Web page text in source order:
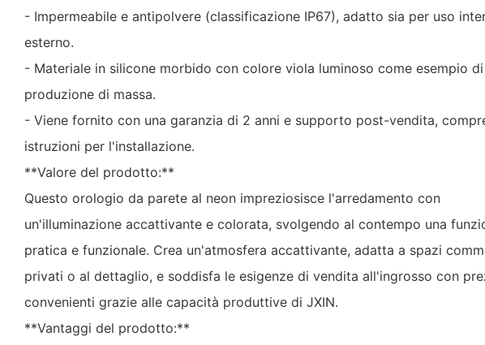
- Impermeabile e antipolvere (classificazione IP67), adatto sia per uso
esterno.
- Materiale in silicone morbido con colore viola luminoso come esempio di
produzione di massa.
- Viene fornito con una garanzia di 2 anni e supporto post-vendita,
istruzioni per l'installazione.
**Valore del prodotto:**
Questo orologio da parete al neon impreziosisce l'arredamento con
un'illuminazione accattivante e colorata, svolgendo al contempo una
pratica e funzionale. Crea un'atmosfera accattivante, adatta a spazi
privati ​​o al dettaglio, e soddisfa le esigenze di vendita all'ingrosso con
convenienti grazie alle capacità produttive di JXIN.
**Vantaggi del prodotto:**